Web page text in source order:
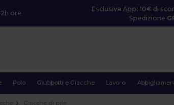
ore
Esclusiva App: 10€ di
Spedizione
Polo Giubbotti e Giacche Lavoro